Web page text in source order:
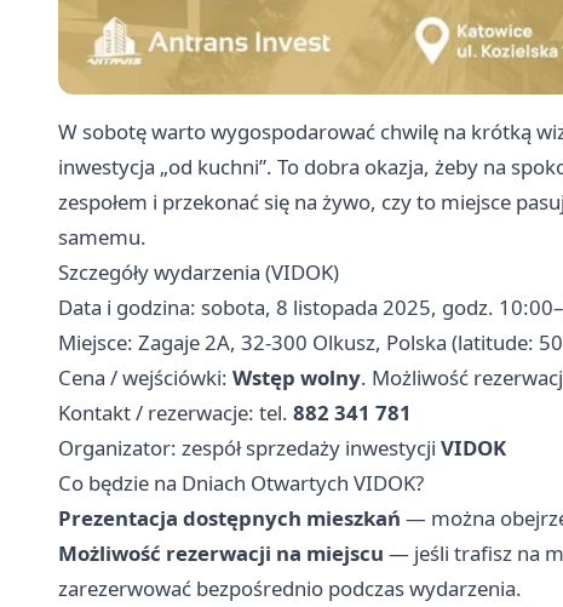
W sobotę warto wygospodarować chwilę na krótką
inwestycja „od kuchni”. To dobra okazja, żeby na
zespołem i przekonać się na żywo, czy to miejsce
samemu.
Szczegóły wydarzenia (VIDOK)
Data i godzina: sobota, 8 listopada 2025, godz.
Miejsce: Zagaje 2A, 32-300 Olkusz, Polska (latitude:
Cena / wejściówki: Wstęp wolny. Możliwość
Kontakt / rezerwacje: tel. 882 341 781
Organizator: zespół sprzedaży inwestycji VIDOK
Co będzie na Dniach Otwartych VIDOK?
Prezentacja dostępnych mieszkań — można
Możliwość rezerwacji na miejscu — jeśli trafisz na
zarezerwować bezpośrednio podczas wydarzenia.